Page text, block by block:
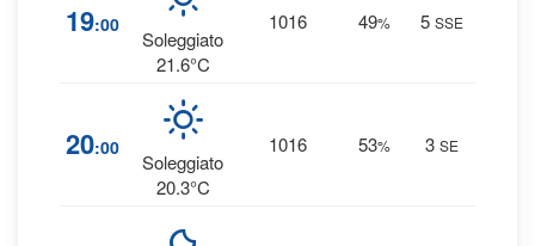
19:00
Soleggiato
21.6°C
1016 49% 5 SSE
20:00
Soleggiato
20.3°C
1016 53% 3 SE